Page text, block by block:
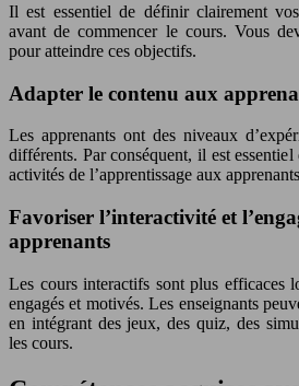
Il est essentiel de définir clairement
avant de commencer le cours. Vous
pour atteindre ces objectifs.
Adapter le contenu aux
Les apprenants ont des niveaux
différents. Par conséquent, il est essentiel
activités de l’apprentissage aux
Favoriser l’interactivité et
apprenants
Les cours interactifs sont plus efficaces
engagés et motivés. Les enseignants
en intégrant des jeux, des quiz, des
les cours.